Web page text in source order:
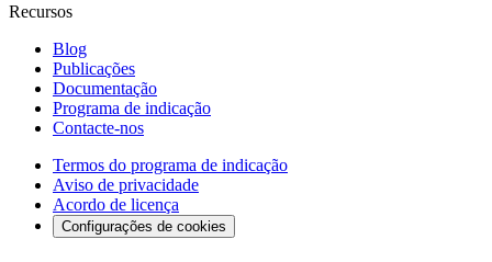
Recursos
Blog
Publicações
Documentação
Programa de indicação
Contacte-nos
Termos do programa de indicação
Aviso de privacidade
Acordo de licença
Configurações de cookies